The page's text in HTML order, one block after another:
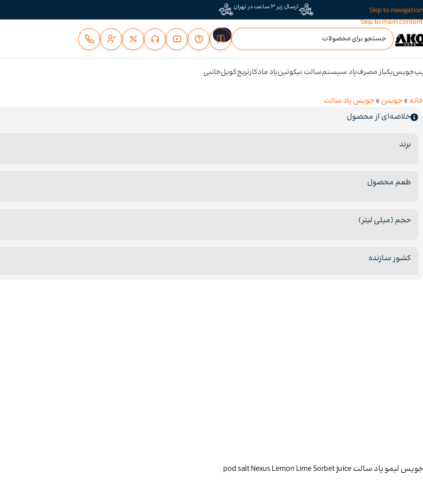
Skip to navigation
Skip to main content
ارسال زیر 3 ساعت در تهران
جویسیکبار مصرفپاد سیستمسالت نیکوتینپاد مادکارتریجکویلجانبی
خانه »جویس »جویس پاد سالت
خلاصه‌ای از محصول
برند
طعم محصول
حجم (میلی لیتر)
کشور سازنده
جویس لیمو پاد سالت pod salt Nexus Lemon Lime Sorbet juice